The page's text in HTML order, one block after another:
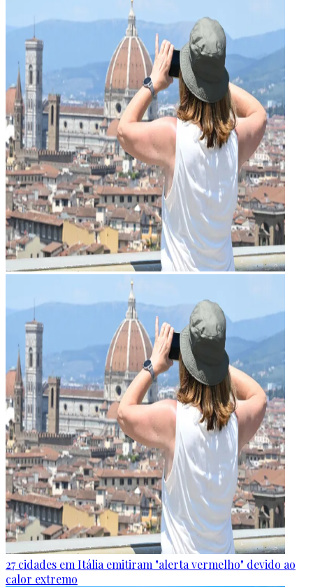
27 cidades em Itália emitiram "alerta vermelho" devido ao
calor extremo